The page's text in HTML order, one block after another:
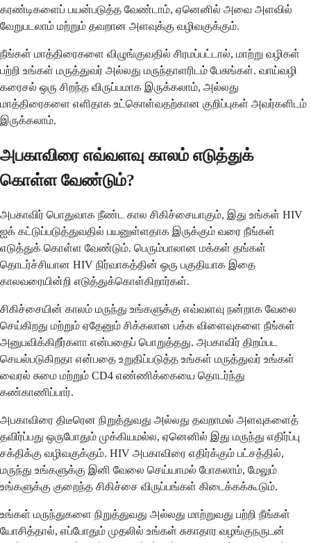
கரண்டிகளைப் பயன்படுத்த வேண்டாம், ஏனெனில் அவை அளவில்
வேறுபடலாம் மற்றும் தவறான அளவுக்கு வழிவகுக்கும்.
நீங்கள் மாத்திரைகளை விழுங்குவதில் சிரமப்பட்டால், மாற்று வழிகள்
பற்றி உங்கள் மருத்துவர் அல்லது மருந்தாளரிடம் பேசுங்கள். வாய்வழி
கரைசல் ஒரு சிறந்த விருப்பமாக இருக்கலாம், அல்லது
மாத்திரைகளை எளிதாக உட்கொள்வதற்கான குறிப்புகள் அவர்களிடம்
இருக்கலாம்.
அபகாவிரை எவ்வளவு காலம் எடுத்துக்
கொள்ள வேண்டும்?
அபகாவிர் பொதுவாக நீண்ட கால சிகிச்சையாகும், இது உங்கள் HIV
ஐக் கட்டுப்படுத்துவதில் பயனுள்ளதாக இருக்கும் வரை நீங்கள்
எடுத்துக் கொள்ள வேண்டும். பெரும்பாலான மக்கள் தங்கள்
தொடர்ச்சியான HIV நிர்வாகத்தின் ஒரு பகுதியாக இதை
காலவரையின்றி எடுத்துக்கொள்கிறார்கள்.
சிகிச்சையின் காலம் மருந்து உங்களுக்கு எவ்வளவு நன்றாக வேலை
செய்கிறது மற்றும் ஏதேனும் சிக்கலான பக்க விளைவுகளை நீங்கள்
அனுபவிக்கிறீர்களா என்பதைப் பொறுத்தது. அபகாவிர் திறம்பட
செயல்படுகிறதா என்பதை உறுதிப்படுத்த உங்கள் மருத்துவர் உங்கள்
வைரல் சுமை மற்றும் CD4 எண்ணிக்கையை தொடர்ந்து
கண்காணிப்பார்.
அபகாவிரை திடீரென நிறுத்துவது அல்லது தவறாமல் அளவுகளைத்
தவிர்ப்பது ஒருபோதும் முக்கியமல்ல, ஏனெனில் இது மருந்து எதிர்ப்பு
சக்திக்கு வழிவகுக்கும். HIV அபகாவிரை எதிர்க்கும் பட்சத்தில்,
மருந்து உங்களுக்கு இனி வேலை செய்யாமல் போகலாம், மேலும்
உங்களுக்கு குறைந்த சிகிச்சை விருப்பங்கள் கிடைக்கக்கூடும்.
உங்கள் மருந்துகளை நிறுத்துவது அல்லது மாற்றுவது பற்றி நீங்கள்
யோசித்தால், எப்போதும் முதலில் உங்கள் சுகாதார வழங்குநருடன்